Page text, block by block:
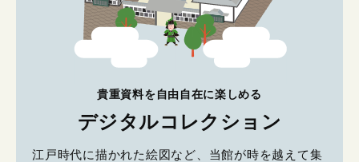
貴重資料を自由自在に楽しめる
デジタルコレクション
江戸時代に描かれた絵図など、当館が時を越えて集